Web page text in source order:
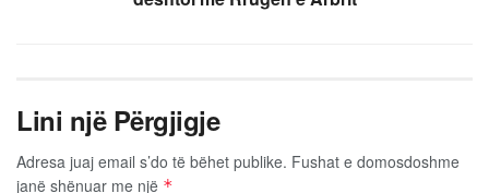
Lini një Përgjigje
Adresa juaj email s’do të bëhet publike. Fushat e domosdoshme
janë shënuar me një *